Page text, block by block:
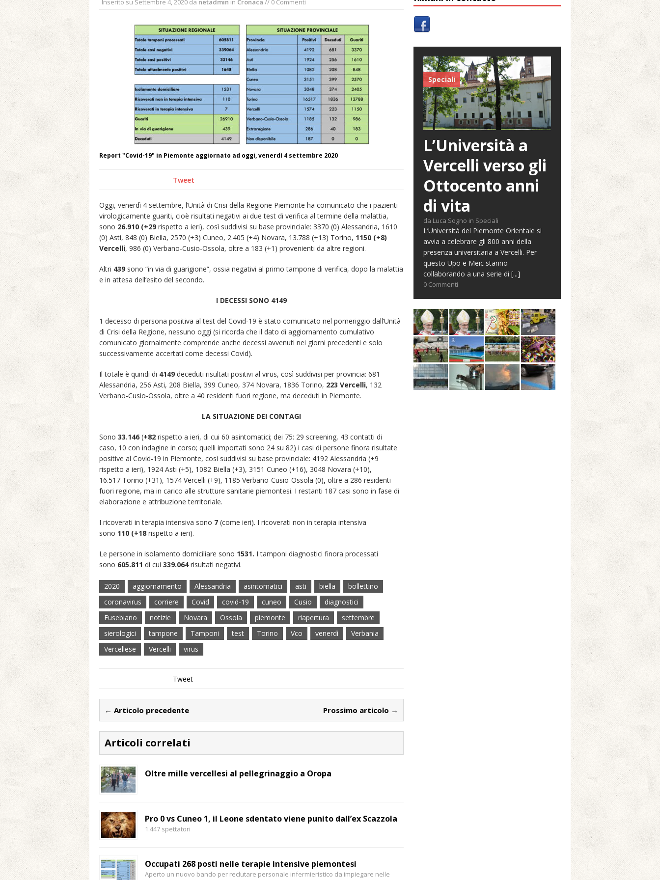
Inserito su Settembre 4, 2020 da netadmin in Cronaca // 0 Commenti
Report "Covid-19" in Piemonte aggiornato ad oggi, venerdì 4 settembre 2020
Tweet
Oggi, venerdì 4 settembre, l’Unità di Crisi della Regione Piemonte ha comunicato che i pazienti
virologicamente guariti, cioè risultati negativi ai due test di verifica al termine della malattia,
sono 26.910 (+29 rispetto a ieri), così suddivisi su base provinciale: 3370 (0) Alessandria, 1610
(0) Asti, 848 (0) Biella, 2570 (+3) Cuneo, 2.405 (+4) Novara, 13.788 (+13) Torino, 1150 (+8)
Vercelli, 986 (0) Verbano-Cusio-Ossola, oltre a 183 (+1) provenienti da altre regioni.
Altri 439 sono “in via di guarigione”, ossia negativi al primo tampone di verifica, dopo la malattia
e in attesa dell’esito del secondo.
I DECESSI SONO 4149
1 decesso di persona positiva al test del Covid-19 è stato comunicato nel pomeriggio dall’Unità
di Crisi della Regione, nessuno oggi (si ricorda che il dato di aggiornamento cumulativo
comunicato giornalmente comprende anche decessi avvenuti nei giorni precedenti e solo
successivamente accertati come decessi Covid).
Il totale è quindi di 4149 deceduti risultati positivi al virus, così suddivisi per provincia: 681
Alessandria, 256 Asti, 208 Biella, 399 Cuneo, 374 Novara, 1836 Torino, 223 Vercelli, 132
Verbano-Cusio-Ossola, oltre a 40 residenti fuori regione, ma deceduti in Piemonte.
LA SITUAZIONE DEI CONTAGI
Sono 33.146 (+82 rispetto a ieri, di cui 60 asintomatici; dei 75: 29 screening, 43 contatti di
caso, 10 con indagine in corso; quelli importati sono 24 su 82) i casi di persone finora risultate
positive al Covid-19 in Piemonte, così suddivisi su base provinciale: 4192 Alessandria (+9
rispetto a ieri), 1924 Asti (+5), 1082 Biella (+3), 3151 Cuneo (+16), 3048 Novara (+10),
16.517 Torino (+31), 1574 Vercelli (+9), 1185 Verbano-Cusio-Ossola (0), oltre a 286 residenti
fuori regione, ma in carico alle strutture sanitarie piemontesi. I restanti 187 casi sono in fase di
elaborazione e attribuzione territoriale.
I ricoverati in terapia intensiva sono 7 (come ieri). I ricoverati non in terapia intensiva
sono 110 (+18 rispetto a ieri).
Le persone in isolamento domiciliare sono 1531. I tamponi diagnostici finora processati
sono 605.811 di cui 339.064risultati negativi.
2020 aggiornamento Alessandria asintomatici asti biella
bollettino
coronavirus
corriere Covid covid-19 cuneo Cusio
diagnostici
Eusebiano
notizie Novara Ossola piemonte riapertura
settembre
sierologici
tampone Tamponi test Torino Vco venerdì
Verbania
Vercellese
Vercelli virus
Tweet
← Articolo precedente Prossimo articolo →
Articoli correlati
Oltre mille vercellesi al pellegrinaggio a Oropa
Pro 0 vs Cuneo 1, il Leone sdentato viene punito dall’ex Scazzola
1.447 spettatori
Occupati 268 posti nelle terapie intensive piemontesi
Aperto un nuovo bando per reclutare personale infermieristico da impiegare nelle
Speciali
L’Università a
Vercelli verso gli
Ottocento anni
di vita
da Luca Sogno in Speciali
L’Università del Piemonte Orientale si
avvia a celebrare gli 800 anni della
presenza universitaria a Vercelli. Per
questo Upo e Meic stanno
collaborando a una serie di [...]
0 Commenti